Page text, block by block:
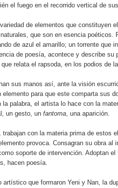
el fuego en el recorrido vertical de
de elementos que
que son en esencia
de azul el amarillo; un torrente que
de poesía, acontece y describe su
relata el rapsoda, en los podios de
sus manos así, ante la visión
elemento para que este comparta sus
la palabra, el artista lo hace con la
un gesto, un fantoma, una aparición.
con la materia prima de estos
provoca. Consagran su obra
soporte de intervención. Adoptan
hacen poesía.
que formaron Yeni y Nan, la